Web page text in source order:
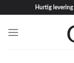
content
Hurtig